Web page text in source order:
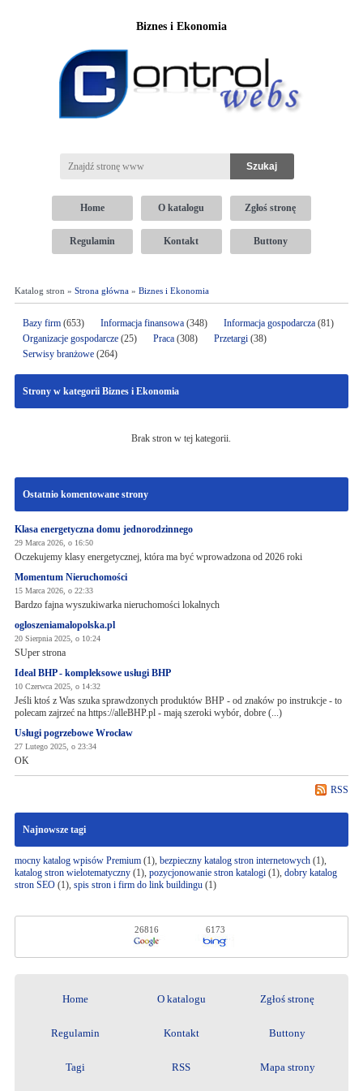
Biznes i Ekonomia
Home O katalogu Zgłoś stronę
Regulamin Kontakt Buttony
Katalog stron » Strona główna» Biznes i Ekonomia
Bazy firm(653) Informacja finansowa(348) Informacja gospodarcza(81)
Organizacje gospodarcze(25) Praca(308) Przetargi(38)
Serwisy branżowe(264)
Strony w kategorii Biznes i Ekonomia
Brak stron w tej kategorii.
Ostatnio komentowane strony
Klasa energetyczna domu jednorodzinnego
29 Marca 2026, o 16:50
Oczekujemy klasy energetycznej, która ma być wprowadzona od 2026 roki
Momentum Nieruchomości
15 Marca 2026, o 22:33
Bardzo fajna wyszukiwarka nieruchomości lokalnych
ogloszeniamalopolska.pl
20 Sierpnia 2025, o 10:24
SUper strona
Ideal BHP - kompleksowe usługi BHP
10 Czerwca 2025, o 14:32
Jeśli ktoś z Was szuka sprawdzonych produktów BHP - od znaków po instrukcje - to
polecam zajrzeć na https://alleBHP.pl - mają szeroki wybór, dobre (...)
Usługi pogrzebowe Wrocław
27 Lutego 2025, o 23:34
OK
RSS
Najnowsze tagi
mocny katalog wpisów Premium(1), bezpieczny katalog stron internetowych(1),
katalog stron wielotematyczny(1), pozycjonowanie stron katalogi(1), dobry katalog
stron SEO(1), spis stron i firm do link buildingu(1)
26816 6173
Home O katalogu Zgłoś stronę
Regulamin Kontakt Buttony
Tagi RSS Mapa strony